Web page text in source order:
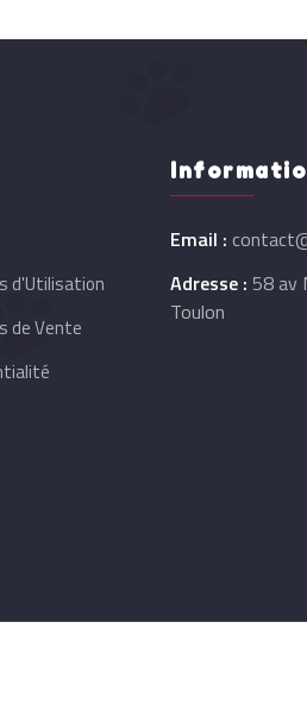
d'Utilisation
de Vente
Email :
Adresse : 58 av
Toulon